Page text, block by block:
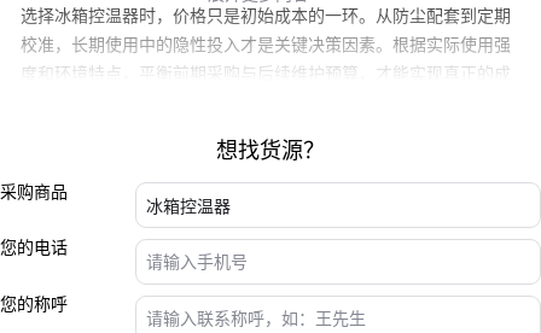
选择冰箱控温器时，价格只是初始成本的一环。从防尘配套到定期
校准，长期使用中的隐性投入才是关键决策因素。根据实际使用强
度和环境特点，平衡前期采购与后续维护预算，才能实现真正的成
想找货源？
采购商品
您的电话
您的称呼